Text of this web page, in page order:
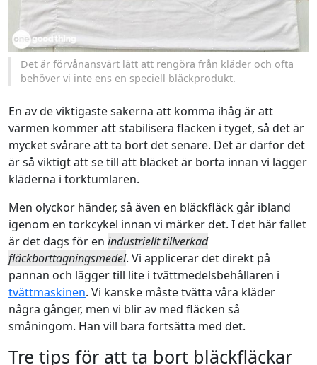
Det är förvånansvärt lätt att rengöra från kläder och ofta
behöver vi inte ens en speciell bläckprodukt.
En av de viktigaste sakerna att komma ihåg är att
värmen kommer att stabilisera fläcken i tyget, så det är
mycket svårare att ta bort det senare. Det är därför det
är så viktigt att se till att bläcket är borta innan vi lägger
kläderna i torktumlaren.
Men olyckor händer, så även en bläckfläck går ibland
igenom en torkcykel innan vi märker det. I det här fallet
är det dags för en industriellt tillverkad
fläckborttagningsmedel. Vi applicerar det direkt på
pannan och lägger till lite i tvättmedelsbehållaren i
tvättmaskinen. Vi kanske måste tvätta våra kläder
några gånger, men vi blir av med fläcken så
småningom. Han vill bara fortsätta med det.
Tre tips för att ta bort bläckfläckar